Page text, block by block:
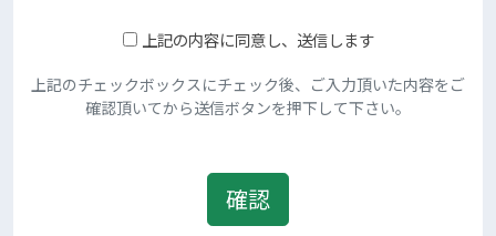
上記の内容に同意し、送信します
上記のチェックボックスにチェック後、ご入力頂いた内容をご
確認頂いてから送信ボタンを押下して下さい。